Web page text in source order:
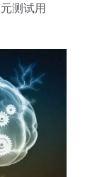
测试用